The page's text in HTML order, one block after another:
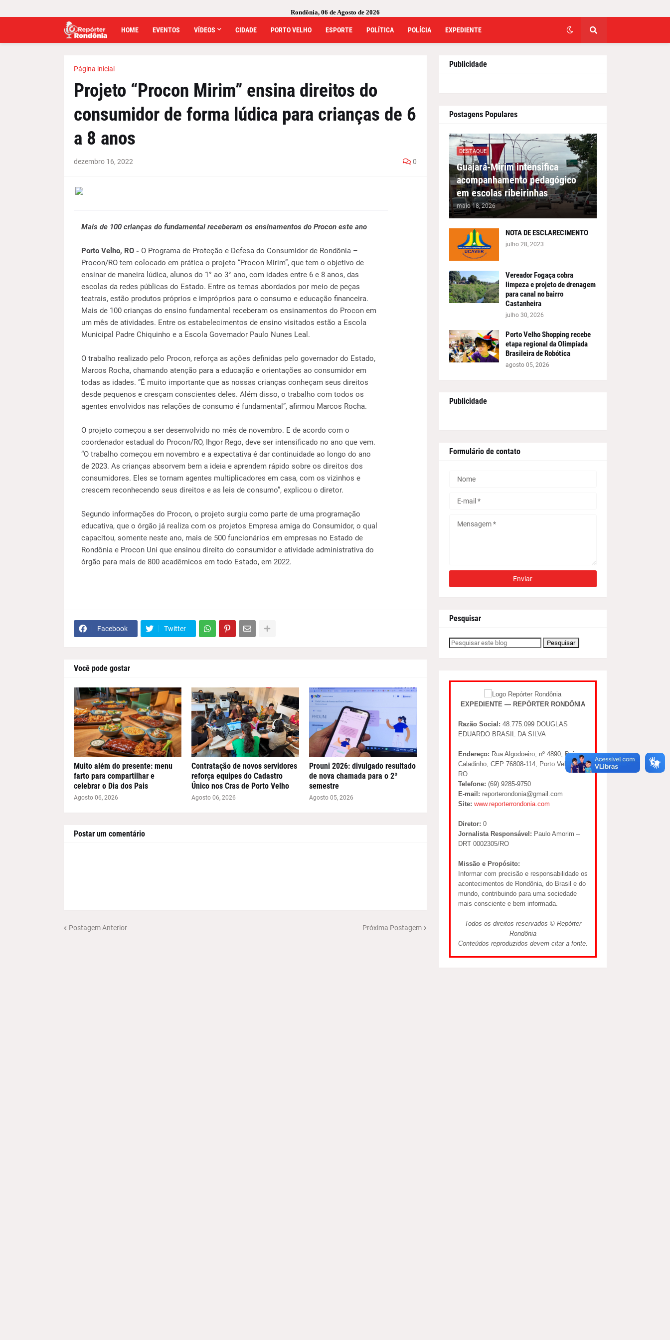
Rondônia, 06 de Agosto de 2026
HOME EVENTOS VÍDEOS CIDADE PORTO VELHO ESPORTE POLÍTICA POLÍCIA EXPEDIENTE
Página inicial
Projeto “Procon Mirim” ensina direitos do
consumidor de forma lúdica para crianças de 6
a 8 anos
dezembro 16, 2022 0
Mais de 100 crianças do fundamental receberam os ensinamentos do Procon este ano
Porto Velho, RO - O Programa de Proteção e Defesa do Consumidor de Rondônia –
Procon/RO tem colocado em prática o projeto “Procon Mirim”, que tem o objetivo de
ensinar de maneira lúdica, alunos do 1° ao 3° ano, com idades entre 6 e 8 anos, das
escolas da redes públicas do Estado. Entre os temas abordados por meio de peças
teatrais, estão produtos próprios e impróprios para o consumo e educação financeira.
Mais de 100 crianças do ensino fundamental receberam os ensinamentos do Procon em
um mês de atividades. Entre os estabelecimentos de ensino visitados estão a Escola
Municipal Padre Chiquinho e a Escola Governador Paulo Nunes Leal.
O trabalho realizado pelo Procon, reforça as ações definidas pelo governador do Estado,
Marcos Rocha, chamando atenção para a educação e orientações ao consumidor em
todas as idades. “É muito importante que as nossas crianças conheçam seus direitos
desde pequenos e cresçam conscientes deles. Além disso, o trabalho com todos os
agentes envolvidos nas relações de consumo é fundamental”, afirmou Marcos Rocha.
O projeto começou a ser desenvolvido no mês de novembro. E de acordo com o
coordenador estadual do Procon/RO, Ihgor Rego, deve ser intensificado no ano que vem.
“O trabalho começou em novembro e a expectativa é dar continuidade ao longo do ano
de 2023. As crianças absorvem bem a ideia e aprendem rápido sobre os direitos dos
consumidores. Eles se tornam agentes multiplicadores em casa, com os vizinhos e
crescem reconhecendo seus direitos e as leis de consumo”, explicou o diretor.
Segundo informações do Procon, o projeto surgiu como parte de uma programação
educativa, que o órgão já realiza com os projetos Empresa amiga do Consumidor, o qual
capacitou, somente neste ano, mais de 500 funcionários em empresas no Estado de
Rondônia e Procon Uni que ensinou direito do consumidor e atividade administrativa do
órgão para mais de 800 acadêmicos em todo Estado, em 2022.
Facebook Twitter
Você pode gostar
Muito além do presente: menu
farto para compartilhar e
celebrar o Dia dos Pais
Agosto 06, 2026
Contratação de novos servidores
reforça equipes do Cadastro
Único nos Cras de Porto Velho
Agosto 06, 2026
Prouni 2026: divulgado resultado
de nova chamada para o 2º
semestre
Agosto 05, 2026
Postar um comentário
Postagem Anterior Próxima Postagem
Publicidade
Postagens Populares
DESTAQUE
Guajará-Mirim intensifica
acompanhamento pedagógico
em escolas ribeirinhas
maio 18, 2026
NOTA DE ESCLARECIMENTO
julho 28, 2023
Vereador Fogaça cobra
limpeza e projeto de drenagem
para canal no bairro
Castanheira
julho 30, 2026
Porto Velho Shopping recebe
etapa regional da Olimpíada
Brasileira de Robótica
agosto 05, 2026
Publicidade
Formulário de contato
Pesquisar
EXPEDIENTE — REPÓRTER RONDÔNIA
Razão Social: 48.775.099 DOUGLAS
EDUARDO BRASIL DA SILVA
Endereço: Rua Algodoeiro, nº 4890, Bairro
Caladinho, CEP 76808-114, Porto Velho –
RO
Telefone: (69) 9285-9750
E-mail: reporterondonia@gmail.com
Site: www.reporterrondonia.com
Diretor: 0
Jornalista Responsável: Paulo Amorim –
DRT 0002305/RO
Missão e Propósito:
Informar com precisão e responsabilidade os
acontecimentos de Rondônia, do Brasil e do
mundo, contribuindo para uma sociedade
mais consciente e bem informada.
Todos os direitos reservados © Repórter
Rondônia
Conteúdos reproduzidos devem citar a fonte.